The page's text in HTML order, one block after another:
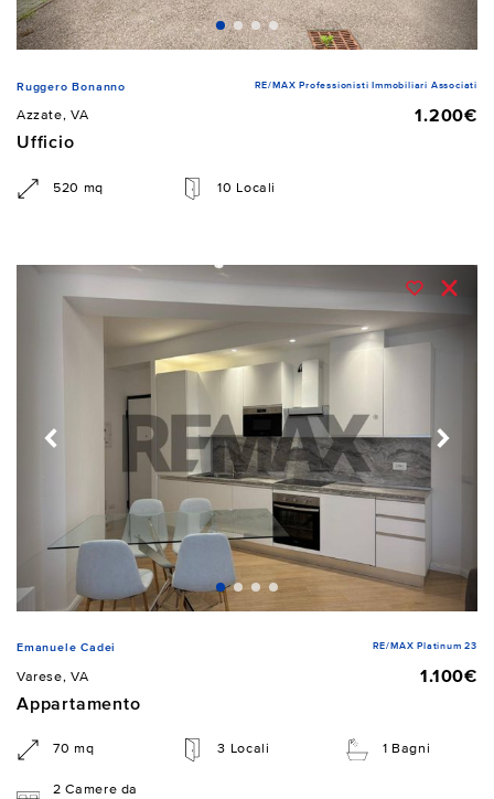
Ruggero Bonanno RE/MAX Professionisti Immobiliari Associati
Azzate, VA
1.200€
Ufficio
520 mq 10 Locali
Emanuele Cadei RE/MAX Platinum 23
Varese, VA
1.100€
Appartamento
70 mq 3 Locali 1 Bagni
2 Camere da